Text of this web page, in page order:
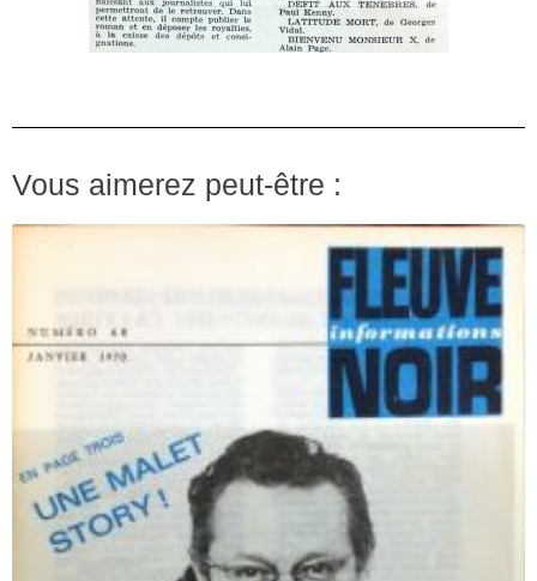
Vous aimerez peut-être :